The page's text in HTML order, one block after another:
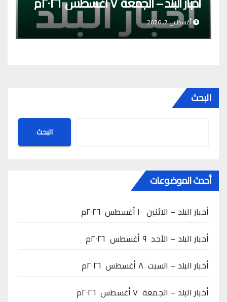
أغسطس 7, 2026
البحث
البحث
أحدث الموضوعات
أخبار البلد – الاثنين ١٠ أغسطس ٢٠٢٦م
أخبار البلد – الأحد ٩ أغسطس ٢٠٢٦م
أخبار البلد – السبت ٨ أغسطس ٢٠٢٦م
أخبار البلد – الجمعة ٧ أغسطس ٢٠٢٦م